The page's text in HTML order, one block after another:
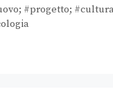
#progetto;